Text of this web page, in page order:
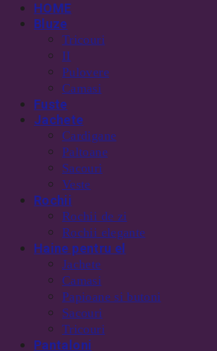
HOME
Bluze
Tricouri
II
Pulovere
Camasi
Fuste
Jachete
Cardigane
Paltoane
Sacouri
Veste
Rochii
Rochii de zi
Rochii elegante
Haine pentru el
Jachete
Camasi
Papioane si butoni
Sacouri
Tricouri
Pantaloni